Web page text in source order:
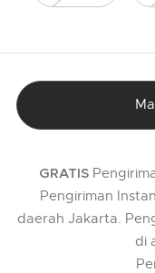
GRATIS
Pengiriman
daerah Jakarta.
di